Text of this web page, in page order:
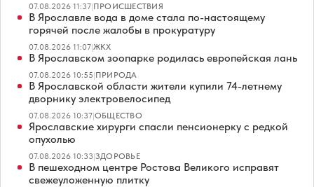
07.08.2026 11:37|ПРОИСШЕСТВИЯ
В Ярославле вода в доме стала по-настоящему
горячей после жалобы в прокуратуру
07.08.2026 11:07|ЖКХ
В Ярославском зоопарке родилась европейская лань
07.08.2026 10:55|ПРИРОДА
В Ярославской области жители купили 74-летнему
дворнику электровелосипед
07.08.2026 10:37|ОБЩЕСТВО
Ярославские хирурги спасли пенсионерку с редкой
опухолью
07.08.2026 10:33|ЗДОРОВЬЕ
В пешеходном центре Ростова Великого исправят
свежеуложенную плитку